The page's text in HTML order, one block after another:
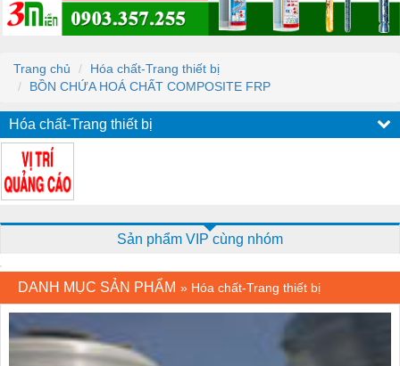
Trang chủ
Hóa chất-Trang thiết bị
BỒN CHỨA HOÁ CHẤT COMPOSITE FRP
Hóa chất-Trang thiết bị
Sản phẩm VIP cùng nhóm
DANH MỤC SẢN PHẨM » Hóa chất-Trang thiết bị